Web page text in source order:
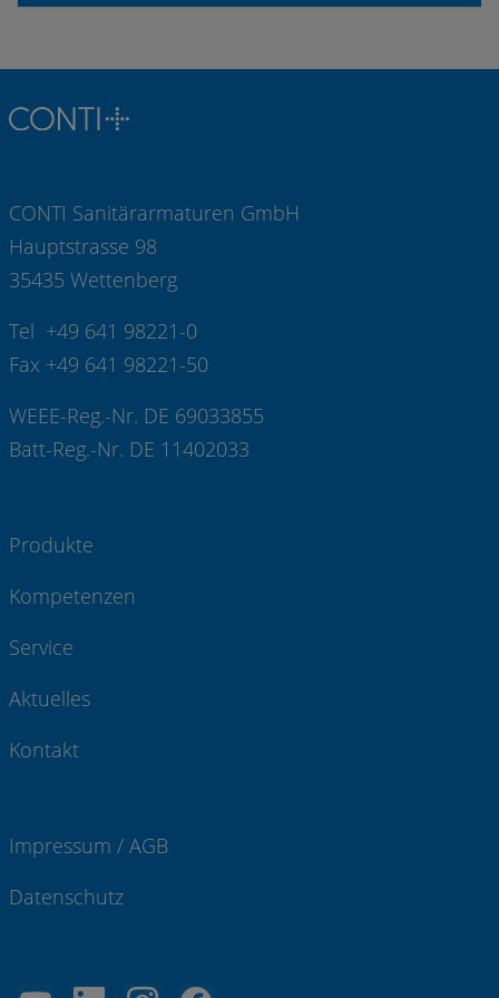
CONTI Sanitärarmaturen GmbH
Hauptstrasse 98
35435 Wettenberg
Tel +49 641 98221-0
Fax +49 641 98221-50
WEEE-Reg.-Nr. DE 69033855
Batt-Reg.-Nr. DE 11402033
Produkte
Kompetenzen
Service
Aktuelles
Kontakt
Impressum / AGB
Datenschutz